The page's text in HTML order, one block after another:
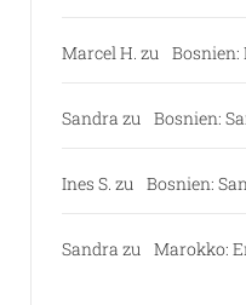
Marcel H. zu Bosnien:
Sandra zu Bosnien:
Ines S. zu Bosnien:
Sandra zu Marokko: